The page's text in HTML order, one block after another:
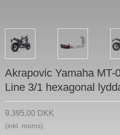
Akrapovic Yamaha MT-
Line 3/1 hexagonal
9.395,00 DKK
(inkl. moms)